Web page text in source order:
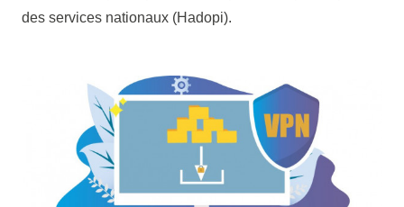
des services nationaux (Hadopi).